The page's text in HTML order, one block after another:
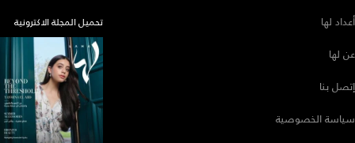
أعداد لها
عن لها
إتصل بنا
سياسة الخصوصية
تحميل المجلة الاكترونية